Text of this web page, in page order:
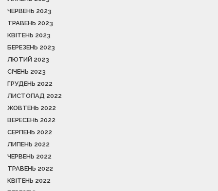
ЧЕРВЕНЬ 2023
ТРАВЕНЬ 2023
КВІТЕНЬ 2023
БЕРЕЗЕНЬ 2023
ЛЮТИЙ 2023
СІЧЕНЬ 2023
ГРУДЕНЬ 2022
ЛИСТОПАД 2022
ЖОВТЕНЬ 2022
ВЕРЕСЕНЬ 2022
СЕРПЕНЬ 2022
ЛИПЕНЬ 2022
ЧЕРВЕНЬ 2022
ТРАВЕНЬ 2022
КВІТЕНЬ 2022